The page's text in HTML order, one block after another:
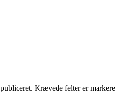
Krævede felter er